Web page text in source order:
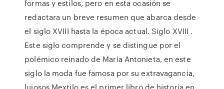
formas y estilos, pero en esta ocasión se
redactara un breve resumen que abarca desde
el siglo XVIII hasta la época actual. Siglo XVIII .
Este siglo comprende y se distingue por el
polémico reinado de María Antonieta, en este
siglo la moda fue famosa por su extravagancia,
lujosos Mextilo es el primer libro de historia en